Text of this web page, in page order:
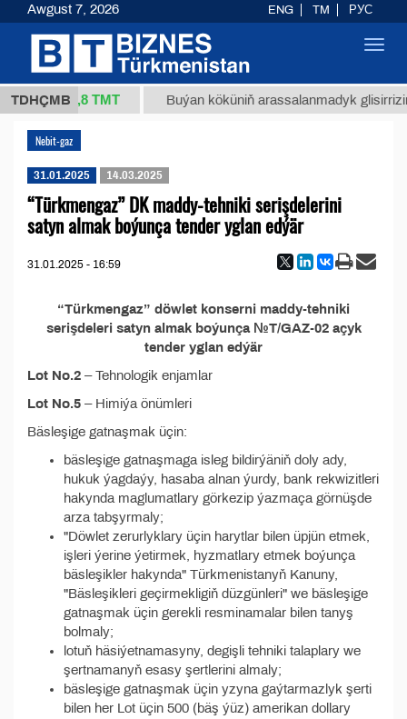
TDHÇMB
1 (kg.) 37,8 ТМТ Buýan köküniň arassalanmadyk
Nebit-gaz
31.01.2025 14.03.2025
“Türkmengaz” DK maddy-tehniki serişdelerini
satyn almak boýunça tender yglan edýär
31.01.2025 - 16:59
“Türkmengaz” döwlet konserni maddy-tehniki
serişdeleri satyn almak boýunça №T/GAZ-02 açyk
tender yglan edýär
Lot No.2 – Tehnologik enjamlar
Lot No.5 – Himiýa önümleri
Bäsleşige gatnaşmak üçin:
bäsleşige gatnaşmaga isleg bildirýäniň doly ady,
hukuk ýagdaýy, hasaba alnan ýurdy, bank rekwizitleri
hakynda maglumatlary görkezip ýazmaça görnüşde
arza tabşyrmaly;
"Döwlet zerurlyklary üçin harytlar bilen üpjün etmek,
işleri ýerine ýetirmek, hyzmatlary etmek boýunça
bäsleşikler hakynda" Türkmenistanyň Kanuny,
"Bäsleşikleri geçirmekligiň düzgünleri" we bäsleşige
gatnaşmak üçin gerekli resminamalar bilen tanyş
bolmaly;
lotuň häsiýetnamasyny, degişli tehniki talaplary we
şertnamanyň esasy şertlerini almaly;
bäsleşige gatnaşmak üçin yzyna gaýtarmazlyk şerti
bilen her Lot üçin 500 (bäş ýüz) amerikan dollary
Awgust 7, 2026 ENG TM РУС